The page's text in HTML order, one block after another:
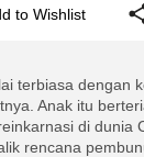
to Wishlist
terbiasa dengan
Anak itu
di dunia
rencana